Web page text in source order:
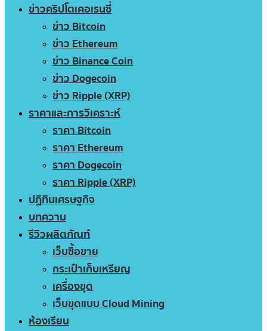
ข่าวคริปโตเคอเรนซี่
ข่าว Bitcoin
ข่าว Ethereum
ข่าว Binance Coin
ข่าว Dogecoin
ข่าว Ripple (XRP)
ราคาและการวิเคราะห์
ราคา Bitcoin
ราคา Ethereum
ราคา Dogecoin
ราคา Ripple (XRP)
ปฏิทินเศรษฐกิจ
บทความ
รีวิวผลิตภัณฑ์
เว็บซื้อขาย
กระเป๋าเก็บเหรียญ
เครื่องขุด
เว็บขุดแบบ Cloud Mining
ห้องเรียน